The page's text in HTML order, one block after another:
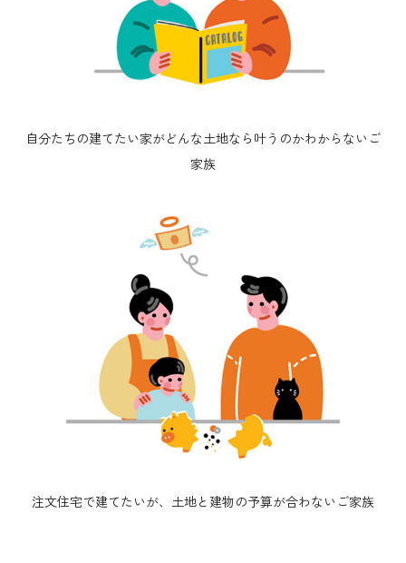
自分たちの建てたい家がどんな土地なら叶うのかわからないご
家族
注文住宅で建てたいが、土地と建物の予算が合わないご家族